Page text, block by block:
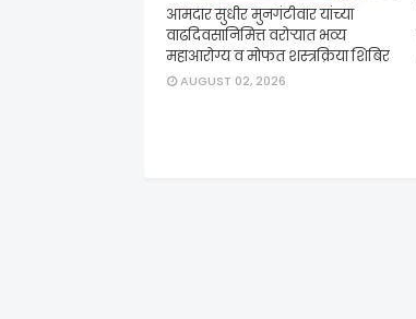
आमदार सुधीर मुनगंटीवार यांच्या
वाढदिवसानिमित्त वरोऱ्यात भव्य
महाआरोग्य व मोफत शस्त्रक्रिया शिबिर
AUGUST 02, 2026